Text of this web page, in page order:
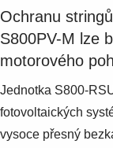
Nabídka A-Z
O nás
Where to buy
Kontakt
Kariéra
Ochranu
S800PV-M lze
motorového
Jednotka S800-
fotovoltaických
vysoce přesný